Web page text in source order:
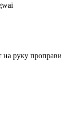
на руку